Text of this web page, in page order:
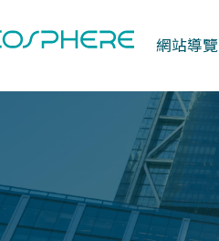
網站導覽